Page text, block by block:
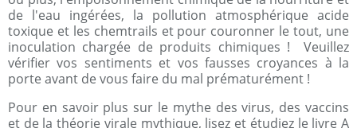
de l'eau ingérées, la pollution atmosphérique acide
toxique et les chemtrails et pour couronner le tout, une
inoculation chargée de produits chimiques ! Veuillez
vérifier vos sentiments et vos fausses croyances à la
porte avant de vous faire du mal prématurément !
Pour en savoir plus sur le mythe des virus, des vaccins
et de la théorie virale mythique, lisez et étudiez le livre A